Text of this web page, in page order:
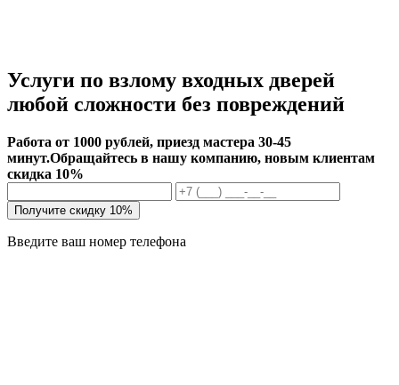
Услуги по взлому входных дверей
любой сложности без повреждений
Работа от 1000 рублей, приезд мастера 30-45
минут.Обращайтесь в нашу компанию, новым клиентам
скидка 10%
Получите скидку 10%
Введите ваш номер телефона